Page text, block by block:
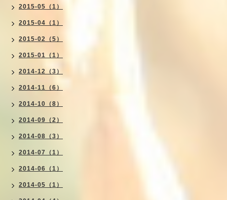
2015-05（1）
2015-04（1）
2015-02（5）
2015-01（1）
2014-12（3）
2014-11（6）
2014-10（8）
2014-09（2）
2014-08（3）
2014-07（1）
2014-06（1）
2014-05（1）